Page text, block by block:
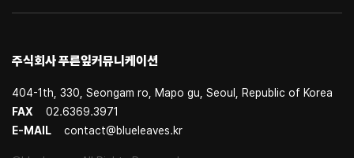
주식회사 푸른잎커뮤니케이션
404-1th, 330, Seongam ro, Mapo gu, Seoul, Republic of Korea
FAX
02.6369.3971
E-MAIL
contact@blueleaves.kr